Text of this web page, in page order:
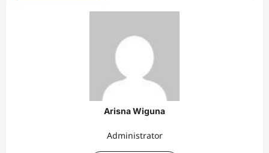
Arisna Wiguna
Administrator